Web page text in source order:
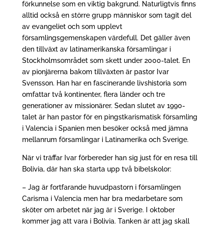
förkunnelse som en viktig bakgrund. Naturligtvis finns
alltid också en större grupp människor som tagit del
av evangeliet och som upplevt
församlingsgemenskapen värdefull. Det gäller även
den tillväxt av latinamerikanska församlingar i
Stockholmsområdet som skett under 2000-talet. En
av pionjärerna bakom tillväxten är pastor Ivar
Svensson. Han har en fascinerande livshistoria som
omfattar två kontinenter, flera länder och tre
generationer av missionärer. Sedan slutet av 1990-
talet är han pastor för en pingstkarismatisk församling
i Valencia i Spanien men besöker också med jämna
mellanrum församlingar i Latinamerika och Sverige.
När vi träffar Ivar förbereder han sig just för en resa till
Bolivia, där han ska starta upp två bibelskolor:
– Jag är fortfarande huvudpastorn i församlingen
Carisma i Valencia men har bra medarbetare som
sköter om arbetet när jag är i Sverige. I oktober
kommer jag att vara i Bolivia. Tanken är att jag skall